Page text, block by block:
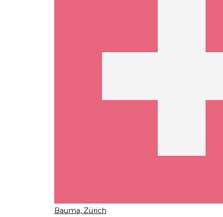
Bauma, Zürich